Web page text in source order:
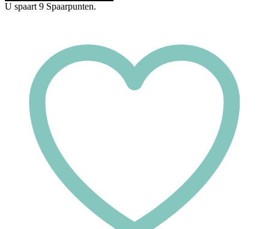
U spaart 9 Spaarpunten.